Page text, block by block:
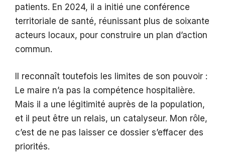
patients. En 2024, il a initié une conférence
territoriale de santé, réunissant plus de soixante
acteurs locaux, pour construire un plan d’action
commun.
Il reconnaît toutefois les limites de son pouvoir :
Le maire n’a pas la compétence hospitalière.
Mais il a une légitimité auprès de la population,
et il peut être un relais, un catalyseur. Mon rôle,
c’est de ne pas laisser ce dossier s’effacer des
priorités.